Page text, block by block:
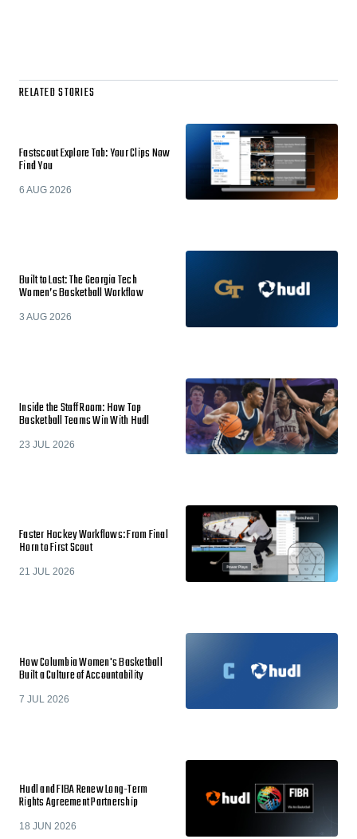
RELATED STORIES
Fastscout Explore Tab: Your Clips Now
Find You
6 AUG 2026
Built to Last: The Georgia Tech
Women’s Basketball Workflow
3 AUG 2026
Inside the Staff Room: How Top
Basketball Teams Win With Hudl
23 JUL 2026
Faster Hockey Workflows: From Final
Horn to First Scout
21 JUL 2026
How Columbia Women's Basketball
Built a Culture of Accountability
7 JUL 2026
Hudl and FIBA Renew Long-Term
Rights Agreement Partnership
18 JUN 2026